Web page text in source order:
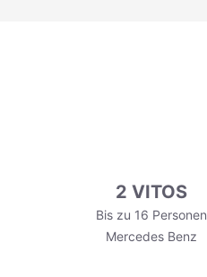
2 VITOS
Bis zu 16 Personen
Mercedes Benz